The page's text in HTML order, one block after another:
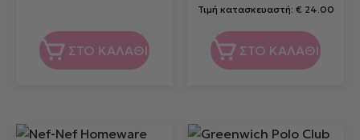
ΣΤΟ ΚΑΛΑΘΙ
Τιμή κατασκευαστή: € 24.00
ΣΤΟ ΚΑΛΑΘΙ